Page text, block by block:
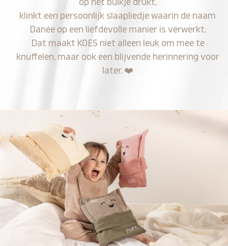
op het buikje drukt,
klinkt een persoonlijk slaapliedje waarin de naam
Danée op een liefdevolle manier is verwerkt.
Dat maakt KOES niet alleen leuk om mee te
knuffelen, maar ook een blijvende herinnering voor
later. ❤️